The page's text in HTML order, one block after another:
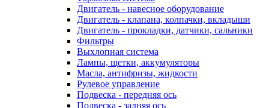
Двигатель - навесное оборудование
Двигатель - клапана, колпачки, вкладыши
Двигатель - прокладки, датчики, сальники
Фильтры
Выхлопная система
Лампы, щетки, аккумуляторы
Масла, антифризы, жидкости
Рулевое управление
Подвеска - передняя ось
Подвеска - задняя ось